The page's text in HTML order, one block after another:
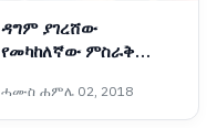
ዳግም ያገረሸው
የመካከለኛው ምስራቅ
ሓሙስ ሐምሌ 02, 2018